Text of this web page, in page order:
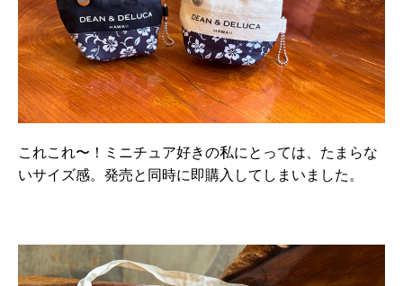
これこれ〜！ミニチュア好きの私にとっては、たまらな
いサイズ感。発売と同時に即購入してしまいました。